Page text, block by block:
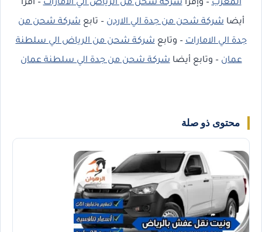
المغرب– وإقرأشركة شحن من الرياض الي الامارات– اقرأ
أيضاشركة شحن من جدة الي الاردن – تابعشركة شحن من
جدة الي الامارات– وتابعشركة شحن من الرياض الي سلطنة
عمان – وتابع أيضاشركة شحن من جدة الي سلطنة عمان
محتوى ذو صلة